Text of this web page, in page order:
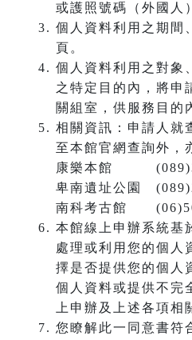
或護照號碼（外國人
個人資料利用之期間
頁。
個人資料利用之對象
之特定目的內，將申
關組室，供服務目的
相關資訊：申請人就
至本館官網查詢外，
康樂本館
卑南遺址公園
南科考古館
本館線上申辦系統基
處理或利用您的個人
擇是否提供您的個人
個人資料或提供不完
上申辦及上述各項相
您瞭解此一同意書符